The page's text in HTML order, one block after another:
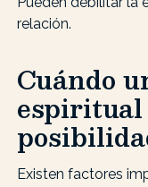
relación.
Cuándo
espiritual
Existen factores